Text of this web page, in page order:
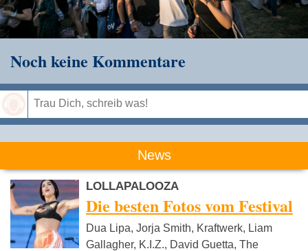
Noch keine Kommentare
News
LOLLAPALOOZA
Die besten Fotos vom Festival
Dua Lipa, Jorja Smith, Kraftwerk, Liam
Gallagher, K.I.Z., David Guetta, The